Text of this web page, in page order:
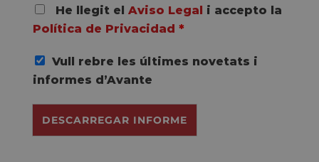
A
c
u
r
d
R
P
He llegit el Aviso Legal
i accepto la
Política de Privacidad *
Vull rebre les últimes novetats i
informes d’Avante
DESCARREGAR INFORME